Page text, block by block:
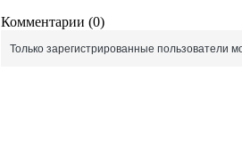
Комментарии (0)
Только зарегистрированные пользователи